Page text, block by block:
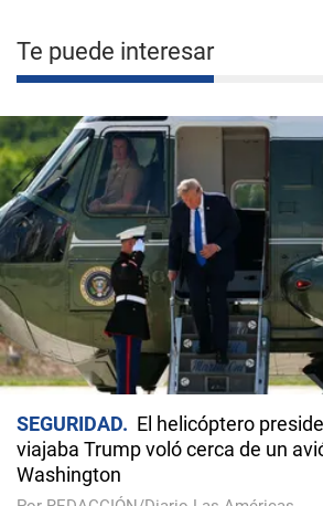
Te puede interesar
SEGURIDAD
El helicóptero
viajaba Trump voló cerca de un
Washington